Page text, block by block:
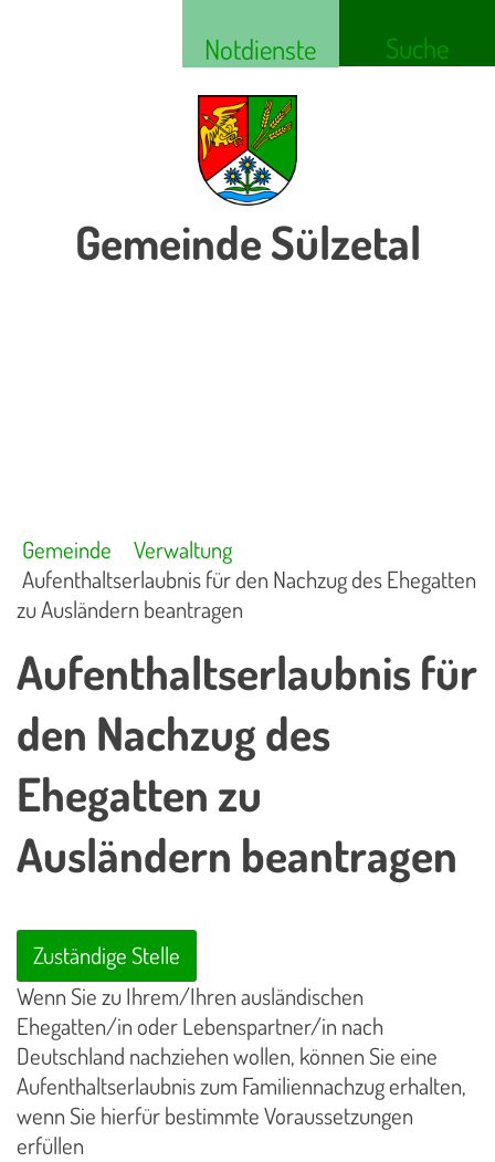
Notdienste Suche
Gemeinde Sülzetal
Gemeinde
Verwaltung
Aufenthaltserlaubnis für den Nachzug des Ehegatten
zu Ausländern beantragen
Aufenthaltserlaubnis für
den Nachzug des
Ehegatten zu
Ausländern beantragen
Zuständige Stelle
Wenn Sie zu Ihrem/Ihren ausländischen
Ehegatten/in oder Lebenspartner/in nach
Deutschland nachziehen wollen, können Sie eine
Aufenthaltserlaubnis zum Familiennachzug erhalten,
wenn Sie hierfür bestimmte Voraussetzungen
erfüllen